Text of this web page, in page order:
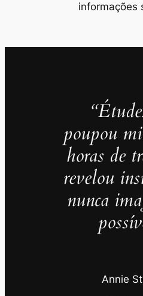
informações
poupou
horas de
revelou
nunca
Annie